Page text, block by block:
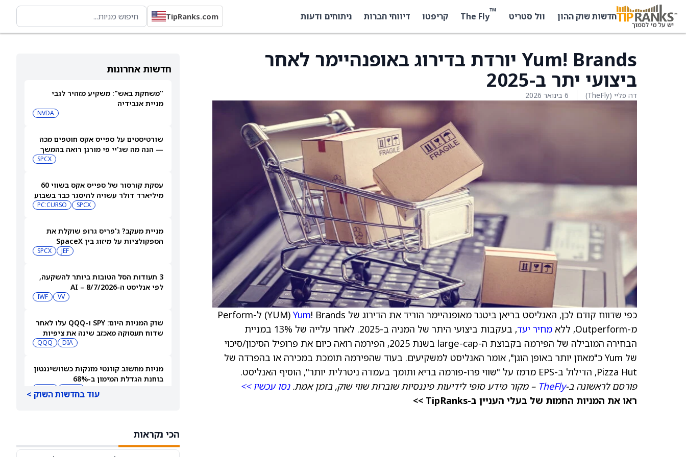
חדשות שוק ההון וול סטריט ™
The Fly קריפטו דיווחי חברות ניתוחים ודעות TipRanks.com
חדשות אחרונות
"משחקת באש": משקיע מזהיר לגבי
מניית אנבידיה
NVDA
שורטיסטים על ספייס אקס חוטפים מכה
— הנה מה שג'יי פי מורגן רואה בהמשך
SPCX
עסקת קורסור של ספייס אקס בשווי 60
מיליארד דולר עשויה להיסגר כבר בשבוע
SPCX
PC:CURSO
מניית מעקב? ג'פריס גרופ שוקלת את
הספקולציות על מיזוג בין SpaceX
JEF
SPCX
3 תעודות הסל הטובות ביותר להשקעה,
לפי אנליסט ה-AI – 8/7/2026
VV
IWF
שוק המניות היום: SPY ו-QQQ עלו לאחר
שדוח תעסוקה מאכזב שינה את ציפיות
DIA
QQQ
מניות מחשוב קוונטי מזנקות כשוושינגטון
בוחנת הגדלת המימון ב-68%
עוד בחדשות השוק >
הכי נקראות
Yum! Brands יורדת בדירוג באופנהיימר לאחר
ביצועי יתר ב-2025
דה פליי (TheFly) 6 בינואר 2026
כפי שדווח קודם לכן, האנליסט בריאן ביטנר מאופנהיימר הוריד את הדירוג של Yum
! Brands ‏(YUM) ל-Perform
מ-Outperform, ללא
מחיר יעד
, בעקבות ביצועי היתר של המניה ב-2025. לאחר עלייה של 13% במניית
הבחירה המובילה של הפירמה בקבוצת ה-large-cap בשנת 2025, הפירמה רואה כיום את פרופיל הסיכון/סיכוי
של Yum כ"מאוזן יותר באופן הוגן", אומר האנליסט למשקיעים. בעוד שהפירמה תומכת במכירה או בהפרדה של
Pizza Hut, הדילול ב-EPS מרמז על "שווי פרו-פורמה בריא ותומך בעמדה ניטרלית יותר", הוסיף האנליסט.
פורסם לראשונה ב-TheFly – מקור מידע סופי לידיעות פיננסיות שוברות שווי שוק, בזמן אמת.נסו עכשיו >>
ראו את המניות החמות של בעלי העניין ב-TipRanks >>